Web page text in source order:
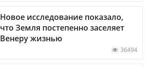
Новое исследование показало,
что Земля постепенно заселяет
Венеру жизнью
36494